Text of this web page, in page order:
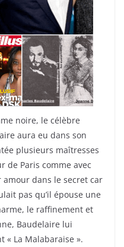
noire, le célèbre
aura eu dans son
plusieurs maîtresses
Paris comme avec
amour dans le secret car
pas qu’il épouse une
le raffinement et
Baudelaire lui
« La Malabaraise ».